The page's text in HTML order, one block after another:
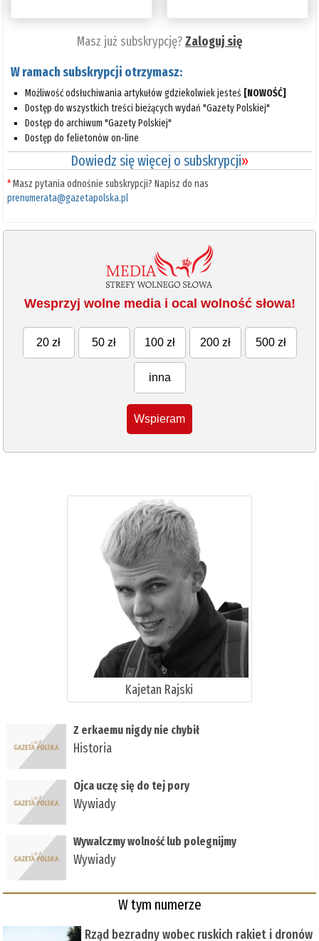
Masz już subskrypcję?Zaloguj się
W ramach subskrypcji otrzymasz:
Możliwość odsłuchiwania artykułów gdziekolwiek jesteś [NOWOŚĆ]
Dostęp do wszystkich treści bieżących wydań "Gazety Polskiej"
Dostęp do archiwum "Gazety Polskiej"
Dostęp do felietonów on-line
Dowiedz się więcej o subskrypcji»
*Masz pytania odnośnie subskrypcji? Napisz do nas
prenumerata@gazetapolska.pl
Wesprzyj wolne media i ocal wolność słowa!
20 zł 50 zł 100 zł 200 zł 500 zł
inna
Wspieram
Kajetan Rajski
Z erkaemu nigdy nie chybił
Historia
Ojca uczę się do tej pory
Wywiady
Wywalczmy wolność lub polegnijmy
Wywiady
W tym numerze
Rząd bezradny wobec ruskich rakiet i dronów